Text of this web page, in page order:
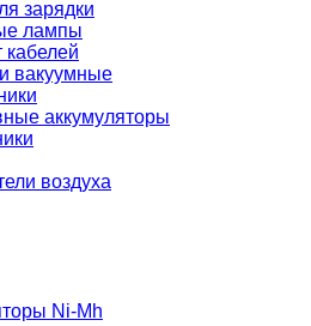
зарядки
лампы
кабелей
вакуумные
аккумуляторы
воздуха
Ni-Mh